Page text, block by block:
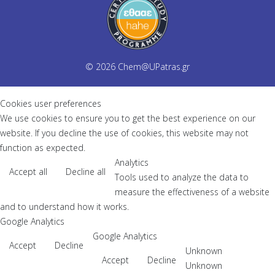
© 2026 Chem@UPatras.gr
Cookies user preferences
We use cookies to ensure you to get the best experience on our
website. If you decline the use of cookies, this website may not
function as expected.
Accept all Decline all
Analytics
Tools used to analyze the data to
measure the effectiveness of a website
and to understand how it works.
Google Analytics
Accept Decline
Google Analytics
Accept Decline
Unknown
Unknown